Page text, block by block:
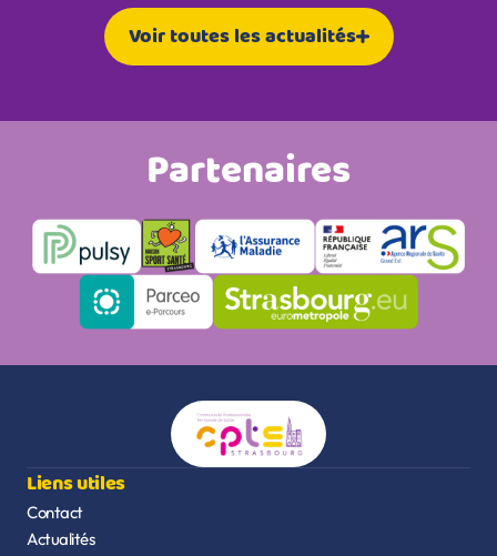
Voir toutes les actualités
Partenaires
Liens utiles
Contact
Actualités